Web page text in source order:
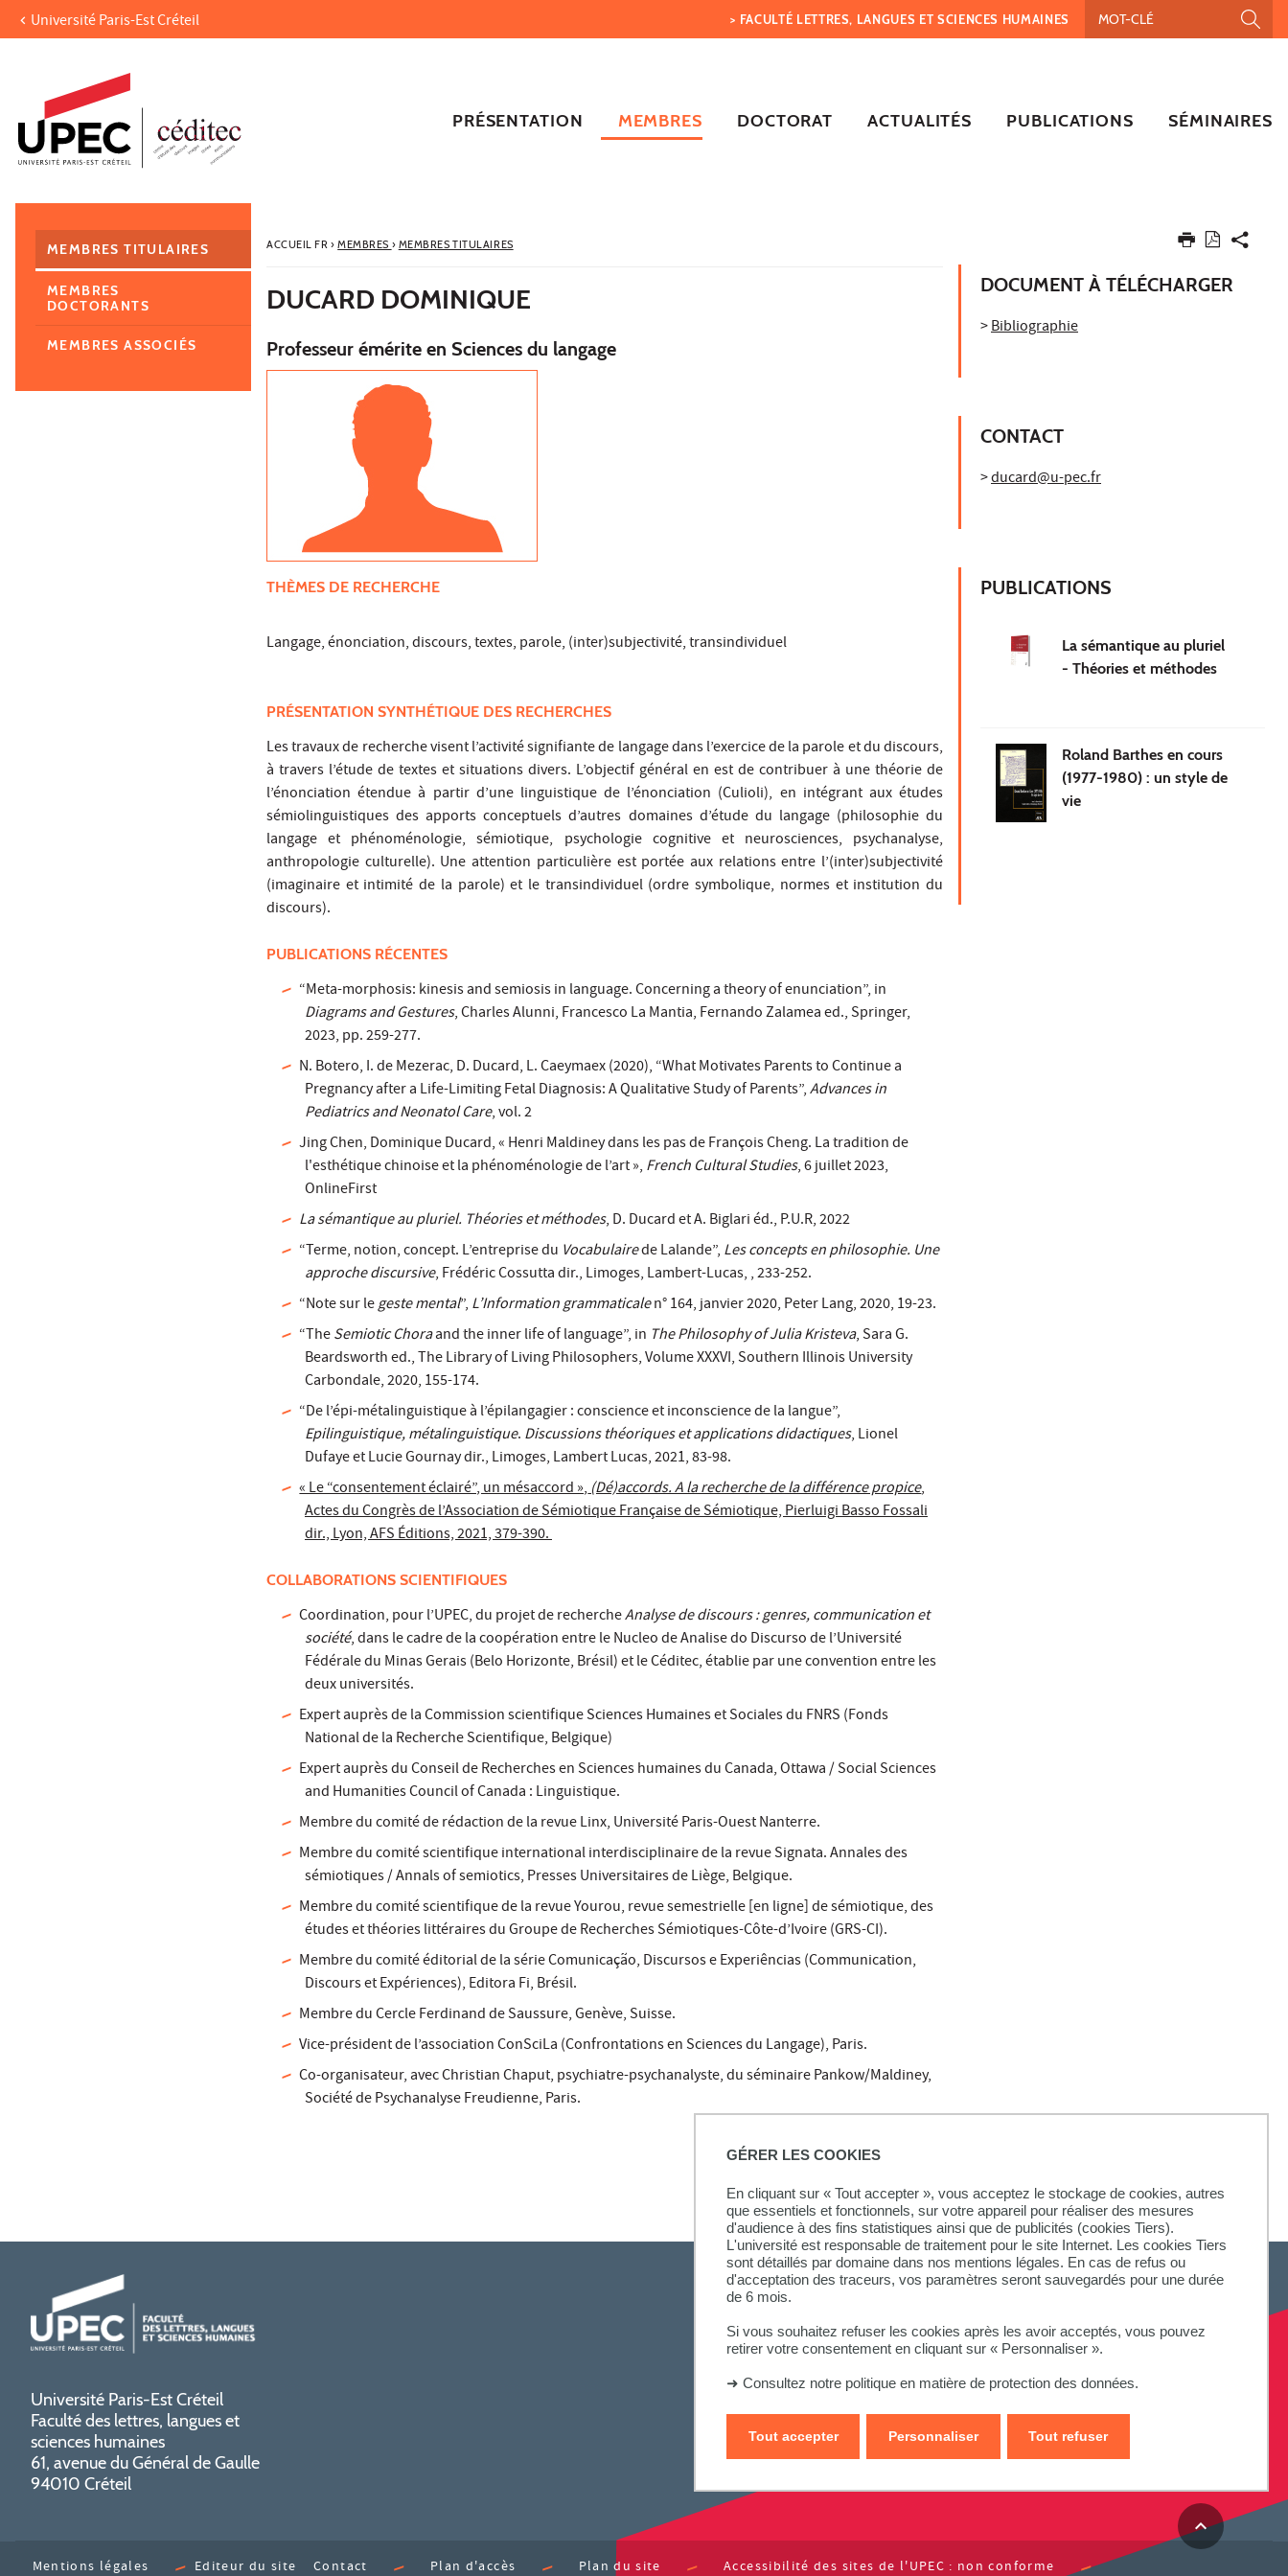
GÉRER LES COOKIES
En cliquant sur « Tout accepter », vous acceptez le stockage de cookies, autres
que essentiels et fonctionnels, sur votre appareil pour réaliser des mesures
d'audience à des fins statistiques ainsi que de publicités (cookies Tiers).
L'université est responsable de traitement pour le site Internet. Les cookies Tiers
sont détaillés par domaine dans nos mentions légales. En cas de refus ou
d'acceptation des traceurs, vos paramètres seront sauvegardés pour une durée
de 6 mois.
Si vous souhaitez refuser les cookies après les avoir acceptés, vous pouvez
retirer votre consentement en cliquant sur « Personnaliser ».
➜ Consultez notre politique en matière de protection des données.
Tout accepter Tout refuser
Personnaliser
Aller au contenu
Recherche
Navigation secondaire
Université Paris-Est Créteil > FACULTÉ LETTRES, LANGUES ET SCIENCES HUMAINES
PRÉSENTATION MEMBRES DOCTORAT ACTUALITÉS PUBLICATIONS SÉMINAIRES
ACCUEIL FR› MEMBRES › MEMBRES TITULAIRES
DUCARD DOMINIQUE
Professeur émérite en Sciences du langage
THÈMES DE RECHERCHE
Langage, énonciation, discours, textes, parole, (inter)subjectivité, transindividuel
PRÉSENTATION SYNTHÉTIQUE DES RECHERCHES
Les travaux de recherche visent l’activité signifiante de langage dans l’exercice de la parole et du discours,
à travers l’étude de textes et situations divers. L’objectif général en est de contribuer à une théorie de
l’énonciation étendue à partir d’une linguistique de l’énonciation (Culioli), en intégrant aux études
sémiolinguistiques des apports conceptuels d’autres domaines d’étude du langage (philosophie du
langage et phénoménologie, sémiotique, psychologie cognitive et neurosciences, psychanalyse,
anthropologie culturelle). Une attention particulière est portée aux relations entre l’(inter)subjectivité
(imaginaire et intimité de la parole) et le transindividuel (ordre symbolique, normes et institution du
discours).
PUBLICATIONS RÉCENTES
“Meta-morphosis: kinesis and semiosis in language. Concerning a theory of enunciation”, in
Diagrams and Gestures, Charles Alunni, Francesco La Mantia, Fernando Zalamea ed., Springer,
2023, pp. 259-277.
N. Botero, I. de Mezerac, D. Ducard, L. Caeymaex (2020), “What Motivates Parents to Continue a
Pregnancy after a Life-Limiting Fetal Diagnosis: A Qualitative Study of Parents”,Advances in
Pediatrics and Neonatol Care, vol. 2
Jing Chen, Dominique Ducard, « Henri Maldiney dans les pas de François Cheng. La tradition de
l'esthétique chinoise et la phénoménologie de l’art », French Cultural Studies, 6 juillet 2023,
OnlineFirst
La sémantique au pluriel. Théories et méthodes, D. Ducard et A. Biglari éd., P.U.R, 2022
“Terme, notion, concept. L’entreprise du Vocabulairede Lalande”, Les concepts en philosophie. Une
approche discursive, Frédéric Cossutta dir., Limoges, Lambert-Lucas, , 233-252.
“Note sur legeste mental”, L’Information grammaticalen° 164, janvier 2020, Peter Lang, 2020, 19-23.
“TheSemiotic Choraand the inner life of language”, in The Philosophy of Julia Kristeva, Sara G.
Beardsworth ed., The Library of Living Philosophers, Volume XXXVI, Southern Illinois University
Carbondale, 2020, 155-174.
“De l’épi-métalinguistique à l’épilangagier : conscience et inconscience de la langue”,
Epilinguistique, métalinguistique. Discussions théoriques et applications didactiques, Lionel
Dufaye et Lucie Gournay dir., Limoges, Lambert Lucas, 2021, 83-98.
« Le “consentement éclairé”, un mésaccord »,(Dé)accords. A la recherche de la différence propice,
Actes du Congrès de l’Association de Sémiotique Française de Sémiotique, Pierluigi Basso Fossali
dir., Lyon, AFS Éditions, 2021, 379-390.
COLLABORATIONS SCIENTIFIQUES
Coordination, pour l’UPEC, du projet de rechercheAnalyse de discours : genres, communication et
société, dans le cadre de la coopération entre le Nucleo de Analise do Discurso de l’Université
Fédérale du Minas Gerais (Belo Horizonte, Brésil) et le Céditec, établie par une convention entre les
deux universités.
Expert auprès de la Commission scientifique Sciences Humaines et Sociales du FNRS (Fonds
National de la Recherche Scientifique, Belgique)
Expert auprès du Conseil de Recherches en Sciences humaines du Canada, Ottawa / Social Sciences
and Humanities Council of Canada : Linguistique.
Membre du comité de rédaction de la revue Linx, Université Paris-Ouest Nanterre.
Membre du comité scientifique international interdisciplinaire de la revue Signata. Annales des
sémiotiques / Annals of semiotics, Presses Universitaires de Liège, Belgique.
Membre du comité scientifique de la revue Yourou, revue semestrielle [en ligne] de sémiotique, des
études et théories littéraires du Groupe de Recherches Sémiotiques-Côte-d’Ivoire (GRS-CI).
Membre du comité éditorial de la série Comunicação, Discursos e Experiências (Communication,
Discours et Expériences), Editora Fi, Brésil.
Membre du Cercle Ferdinand de Saussure, Genève, Suisse.
Vice-président de l’association ConSciLa (Confrontations en Sciences du Langage), Paris.
Co-organisateur, avec Christian Chaput, psychiatre-psychanalyste, du séminaire Pankow/Maldiney,
Société de Psychanalyse Freudienne, Paris.
DOCUMENT À TÉLÉCHARGER
>Bibliographie
CONTACT
>ducard@u-pec.fr
PUBLICATIONS
La sémantique au pluriel
- Théories et méthodes
Roland Barthes en cours
(1977-1980) : un style de
vie
MEMBRES TITULAIRES
MEMBRES
DOCTORANTS
MEMBRES ASSOCIÉS
Université Paris-Est Créteil
Faculté des lettres, langues et
sciences humaines
61, avenue du Général de Gaulle
94010 Créteil
Mentions légales Editeur du site Contact Plan d'accès Plan du site Accessibilité des sites de l'UPEC : non conforme